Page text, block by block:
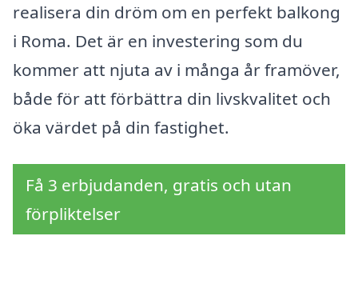
realisera din dröm om en perfekt balkong
i Roma. Det är en investering som du
kommer att njuta av i många år framöver,
både för att förbättra din livskvalitet och
öka värdet på din fastighet.
Få 3 erbjudanden, gratis och utan
förpliktelser